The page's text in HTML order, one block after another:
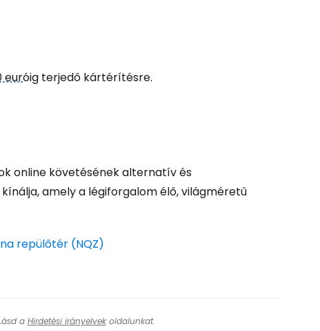
euróig terjedő kártérítésre.
online követésének alternatív és
amely a légiforgalom élő, világméretű
repülőtér (NQZ)
a Hirdetési irányelvekoldalunkat.